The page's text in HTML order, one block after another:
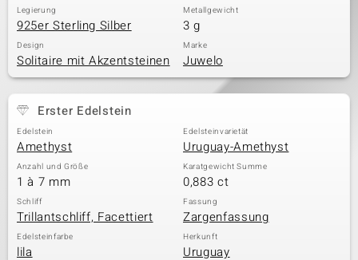
Legierung
925er Sterling Silber
Metallgewicht
3 g
Design
Solitaire mit Akzentsteinen
Marke
Juwelo
Erster Edelstein
Edelstein
Amethyst
Edelsteinvarietät
Uruguay-Amethyst
Anzahl und Größe
1 à 7 mm
Karatgewicht Summe
0,883 ct
Schliff
Trillantschliff, Facettiert
Fassung
Zargenfassung
Edelsteinfarbe
lila
Herkunft
Uruguay